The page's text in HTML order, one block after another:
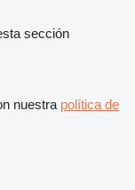
sección
nuestra política de